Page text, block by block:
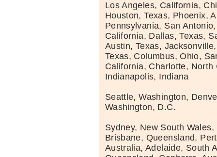
Los Angeles, California,
Houston, Texas, Phoenix,
Pennsylvania, San
California, Dallas, Texas,
Austin, Texas,
Texas, Columbus, Ohio,
California, Charlotte, North
Indianapolis, Indiana
Seattle, Washington,
Washington, D.C.
Sydney, New South
Brisbane, Queensland,
Australia, Adelaide, South